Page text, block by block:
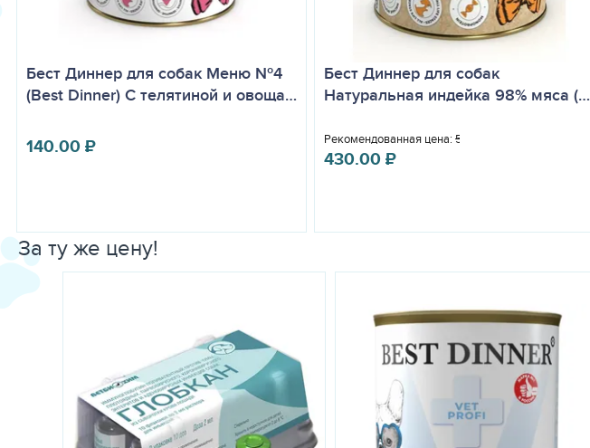
Бест Диннер для собак Меню №4
(Best Dinner) С телятиной и овоща…
140.00₽
Бест Диннер для собак
Натуральная индейка 98% мяса (…
Рекомендованная цена: 588.00
430.00₽
За ту же цену!